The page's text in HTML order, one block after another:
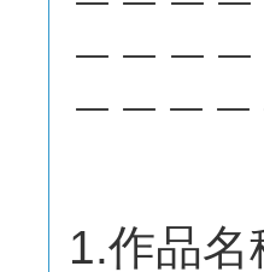
1.作品